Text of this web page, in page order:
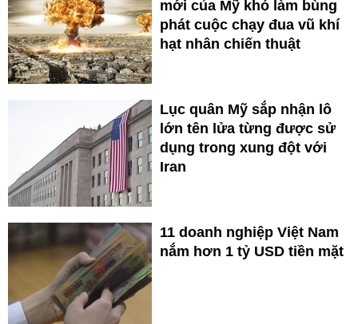
mới của Mỹ khó làm bùng
phát cuộc chạy đua vũ khí
hạt nhân chiến thuật
Lục quân Mỹ sắp nhận lô
lớn tên lửa từng được sử
dụng trong xung đột với
Iran
11 doanh nghiệp Việt Nam
nắm hơn 1 tỷ USD tiền mặt